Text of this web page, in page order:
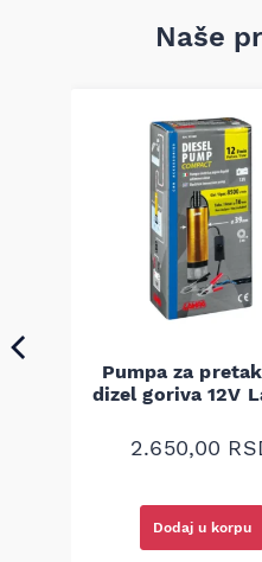
Naše
Pumpa za
dizel goriva 12V
2.650,00
Dodaj u korpu